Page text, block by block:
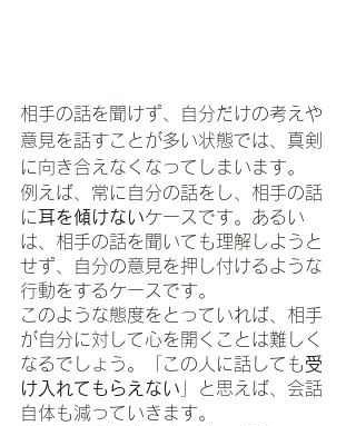
相手の話を聞けず、自分だけの考えや
意見を話すことが多い状態では、真剣
に向き合えなくなってしまいます。
例えば、常に自分の話をし、相手の話
に 耳を傾けないケースです。あるい
は、相手の話を聞いても理解しようと
せず、自分の意見を押し付けるような
行動をするケースです。
このような態度をとっていれば、相手
が自分に対して心を開くことは難しく
なるでしょう。「この人に話しても受
け入れてもらえない 」と思えば、会話
自体も減っていきます。